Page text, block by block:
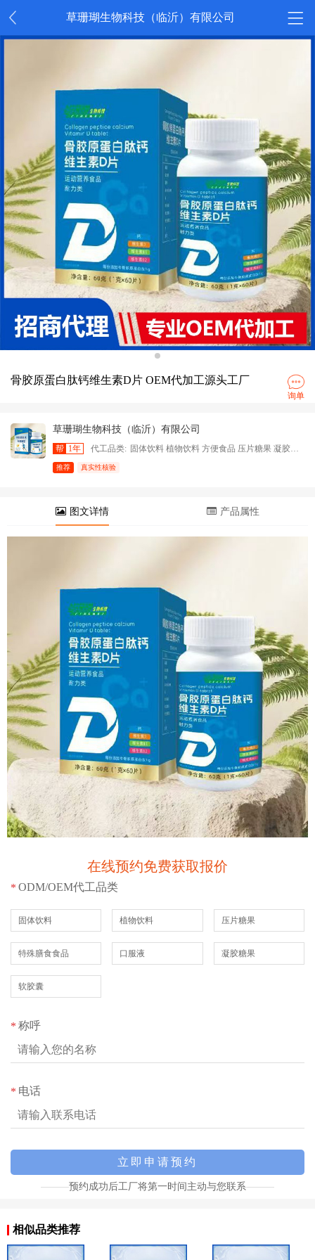
草珊瑚生物科技（临沂）有限公司
骨胶原蛋白肽钙维生素D片 OEM代加工源头工厂
询单
草珊瑚生物科技（临沂）有限公司
帮 1年 代工品类: 固体饮料 植物饮料 方便食品 压片糖果 凝胶糖果 特殊膳食食品
推荐 真实性核验
图文详情 产品属性
在线预约免费获取报价
* ODM/OEM代工品类
固体饮料 植物饮料 压片糖果
特殊膳食食品 口服液 凝胶糖果
软胶囊
* 称呼
* 电话
预约成功后工厂将第一时间主动与您联系
相似品类推荐